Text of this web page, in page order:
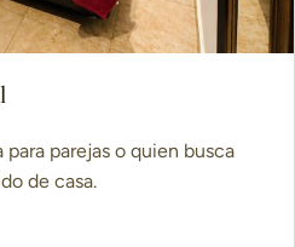
parejas o quien busca
de casa.